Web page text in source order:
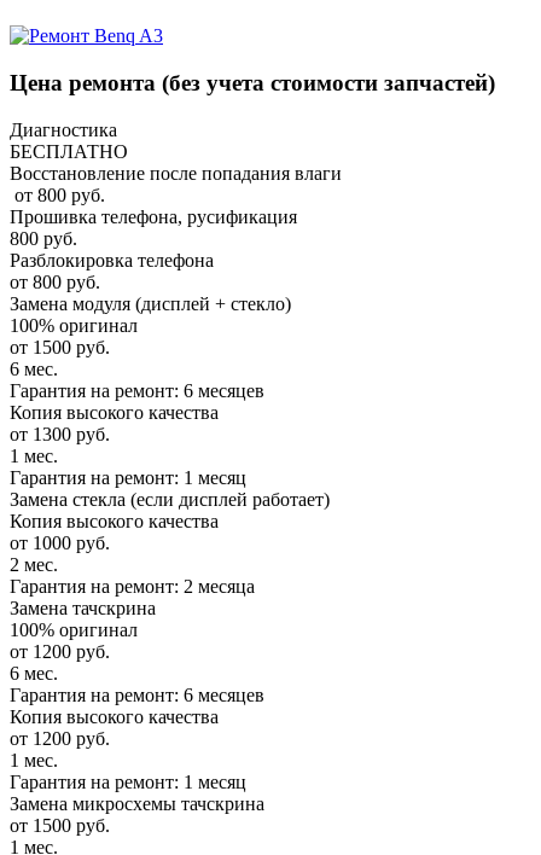
Цена ремонта (без учета стоимости запчастей)
Диагностика
БЕСПЛАТНО
Восстановление после попадания влаги
от 800 руб.
Прошивка телефона, русификация
800 руб.
Разблокировка телефона
от 800 руб.
Замена модуля (дисплей + стекло)
100% оригинал
от 1500 руб.
6 мес.
Гарантия на ремонт: 6 месяцев
Копия высокого качества
от 1300 руб.
1 мес.
Гарантия на ремонт: 1 месяц
Замена стекла (если дисплей работает)
Копия высокого качества
от 1000 руб.
2 мес.
Гарантия на ремонт: 2 месяца
Замена тачскрина
100% оригинал
от 1200 руб.
6 мес.
Гарантия на ремонт: 6 месяцев
Копия высокого качества
от 1200 руб.
1 мес.
Гарантия на ремонт: 1 месяц
Замена микросхемы тачскрина
от 1500 руб.
1 мес.